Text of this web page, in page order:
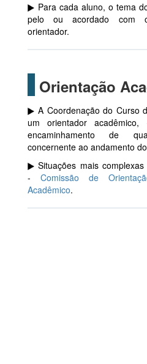
Para cada aluno, o tema
pelo ou acordado com
orientador.
Orientação
A Coordenação do Curso
um orientador
encaminhamento de
concernente ao andamento
Situações mais
- Comissão de
Acadêmico.